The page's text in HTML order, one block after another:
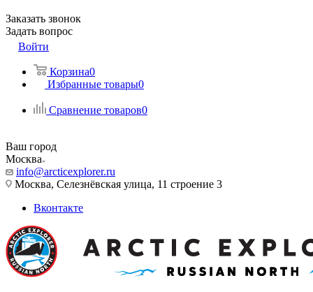
Заказать звонок
Задать вопрос
Войти
Корзина0
Избранные товары0
Сравнение товаров0
Ваш город
Москва
info@arcticexplorer.ru
Москва, Селезнёвская улица, 11 строение 3
Вконтакте